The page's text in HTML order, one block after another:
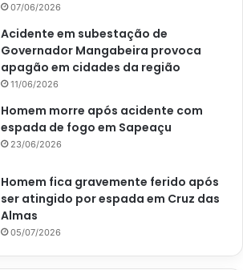
07/06/2026
Acidente em subestação de
Governador Mangabeira provoca
apagão em cidades da região
11/06/2026
Homem morre após acidente com
espada de fogo em Sapeaçu
23/06/2026
Homem fica gravemente ferido após
ser atingido por espada em Cruz das
Almas
05/07/2026